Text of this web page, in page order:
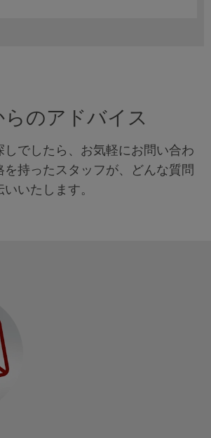
のアドバイス
でしたら、お気軽にお問い合わ
持ったスタッフが、どんな質問
いたします。